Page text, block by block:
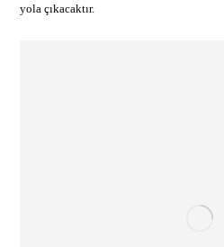
yola çıkacaktır.